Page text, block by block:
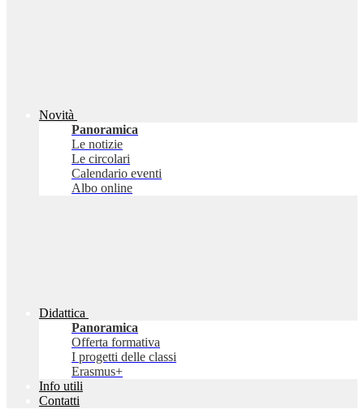
Novità
Panoramica
Le notizie
Le circolari
Calendario eventi
Albo online
Didattica
Panoramica
Offerta formativa
I progetti delle classi
Erasmus+
Info utili
Contatti